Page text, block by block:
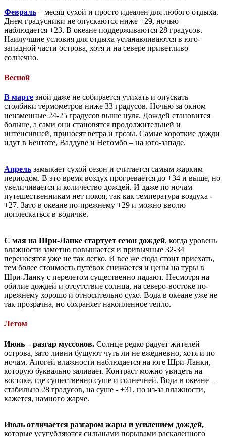
Февраль – месяц сухой и просто идеален для любого отдыха.
Днем градусники не опускаются ниже +29, ночью
наблюдается +23. В океане поддерживаются 28 градусов.
Наилучшие условия для отдыха устанавливаются в юго-
западной части острова, хотя и на севере приветливо
солнечно.
Весной
В марте зной даже не собирается утихать и опускать
столбики термометров ниже 33 градусов. Ночью за окном
неизменные 24-25 градусов выше нуля. Дождей становится
больше, а сами они становятся продолжительней и
интенсивней, приносят ветра и грозы. Самые короткие дожди
идут в Бентоте, Ваддуве и Негомбо – на юго-западе.
Апрель замыкает сухой сезон и считается самым жарким
периодом. В это время воздух прогревается до +34 и выше, но
увеличивается и количество дождей. И даже по ночам
путешественникам нет покоя, так как температура воздуха -
+27. Зато в океане по-прежнему +29 и можно вволю
поплескаться в водичке.
С мая на Шри-Ланке стартует сезон дождей, когда уровень
влажности заметно повышается и привычные 32-34
переносятся уже не так легко. И все же сюда стоит приехать,
тем более стоимость путевок снижается и цены на туры в
Шри-Ланку с перелетом существенно падают. Несмотря на
обилие дождей и отсутствие солнца, на северо-востоке по-
прежнему хорошо и относительно сухо. Вода в океане уже не
так прозрачна, но сохраняет накопленное тепло.
Летом
Июнь– разгар муссонов. Солнце редко радует жителей
острова, зато ливни бушуют чуть ли не ежедневно, хотя и по
ночам. Апогей влажности наблюдается на юге Шри-Ланки,
которую буквально заливает. Контраст можно увидеть на
востоке, где существенно суше и солнечней. Вода в океане –
стабильно 28 градусов, на суше - +31, но из-за влажности,
кажется, намного жарче.
Июль отличается разгаром жары и усилением дождей,
которые усугубляются сильными порывами раскаленного